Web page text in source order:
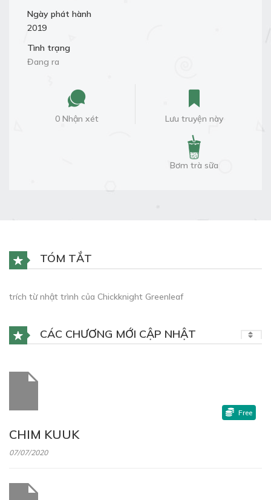
Ngày phát hành
2019
Tình trạng
Đang ra
0 Nhận xét Lưu truyện này
Bơm trà sữa
TÓM TẮT
trích từ nhật trình của Chickknight Greenleaf
CÁC CHƯƠNG MỚI CẬP NHẬT
CHIM KUUK
07/07/2020
Free